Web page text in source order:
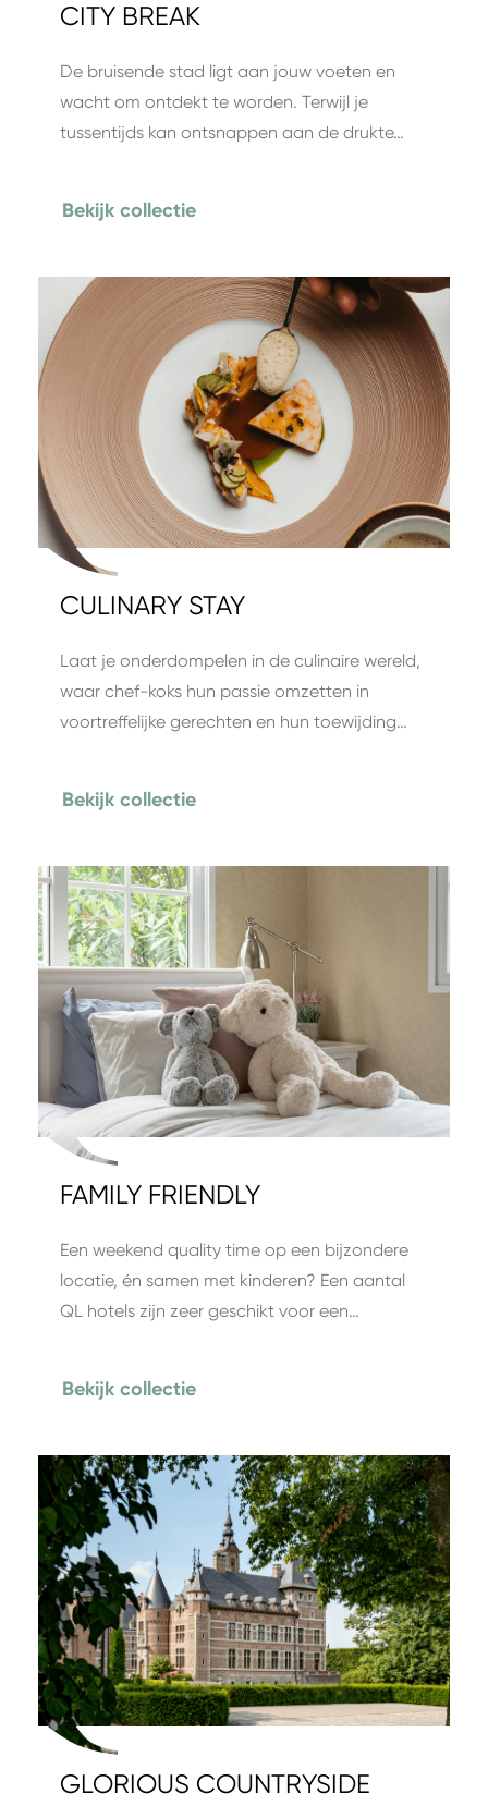
CITY BREAK
De bruisende stad ligt aan jouw voeten en
wacht om ontdekt te worden. Terwijl je
tussentijds kan ontsnappen aan de drukte…
Bekijk collectie
CULINARY STAY
Laat je onderdompelen in de culinaire wereld,
waar chef-koks hun passie omzetten in
voortreffelijke gerechten en hun toewijding…
Bekijk collectie
FAMILY FRIENDLY
Een weekend quality time op een bijzondere
locatie, én samen met kinderen? Een aantal
QL hotels zijn zeer geschikt voor een…
Bekijk collectie
GLORIOUS COUNTRYSIDE